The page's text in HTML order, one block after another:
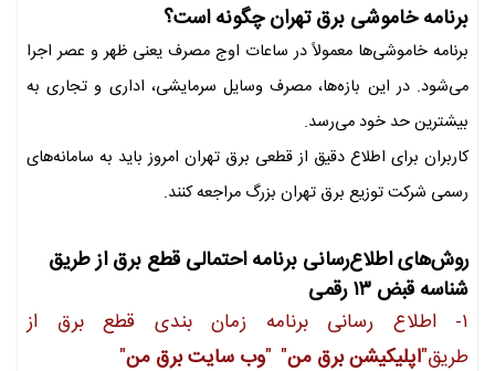
برنامه خاموشی برق تهران چگونه است؟
برنامه خاموشی‌ها معمولاً در ساعات اوج مصرف یعنی ظهر و عصر اجرا
می‌شود. در این بازه‌ها، مصرف وسایل سرمایشی، اداری و تجاری به
بیشترین حد خود می‌رسد.
کاربران برای اطلاع دقیق از قطعی برق تهران امروز باید به سامانه‌های
رسمی شرکت توزیع برق تهران بزرگ مراجعه کنند.
روش‌های اطلاع‌رسانی برنامه احتمالی قطع برق از طریق
شناسه قبض ۱۳ رقمی
۱- اطلاع رسانی برنامه زمان بندی قطع برق از
طریق"اپلیکیشن برق من"
"وب سایت برق من"